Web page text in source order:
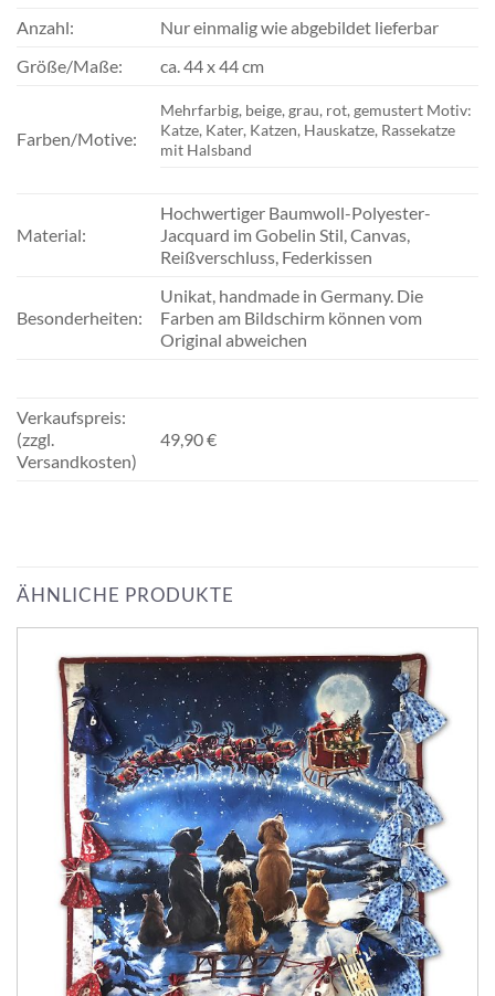
Anzahl:
Nur einmalig wie abgebildet lieferbar
Größe/Maße:
ca. 44 x 44 cm
Farben/Motive:
Mehrfarbig, beige, grau, rot, gemustert Motiv:
Katze, Kater, Katzen, Hauskatze, Rassekatze
mit Halsband
Material:
Hochwertiger Baumwoll-Polyester-
Jacquard im Gobelin Stil, Canvas,
Reißverschluss, Federkissen
Besonderheiten:
Unikat, handmade in Germany. Die
Farben am Bildschirm können vom
Original abweichen
Verkaufspreis:
(zzgl.
Versandkosten)
49,90 €
ÄHNLICHE PRODUKTE